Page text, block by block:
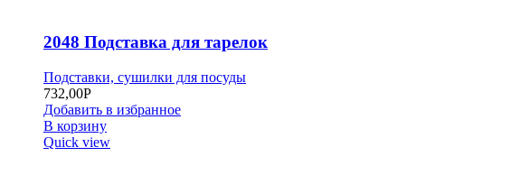
2048 Подставка для тарелок
Подставки, сушилки для посуды
732,00Р
Добавить в избранное
В корзину
Quick view